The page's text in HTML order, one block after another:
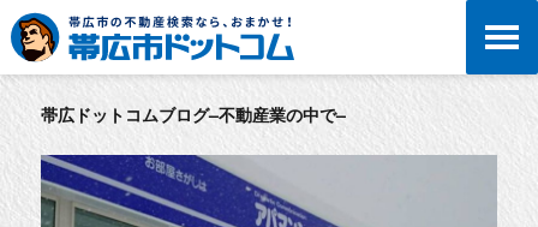
帯広ドットコムブログ–不動産業の中で–